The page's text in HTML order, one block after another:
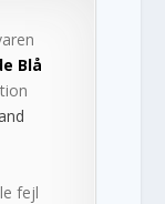
Blå
fejl